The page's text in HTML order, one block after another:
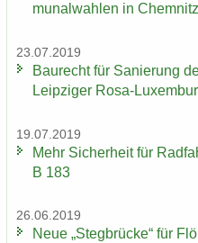
mu­nal­wah­len in
23.07.2019
Bau­recht für Sa­nie­rung
Leip­zi­ger Rosa-​
19.07.2019
Mehr Si­cher­heit für
B 183
26.06.2019
Neue „Steg­brü­cke“ für